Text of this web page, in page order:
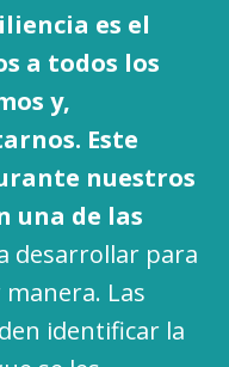
es el
a todos los
y,
Este
nuestros
una de las
desarrollar para
Las
identificar la